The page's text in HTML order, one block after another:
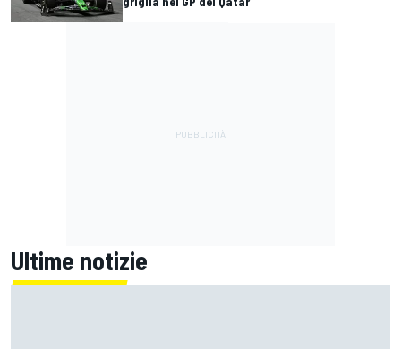
Ultime notizie